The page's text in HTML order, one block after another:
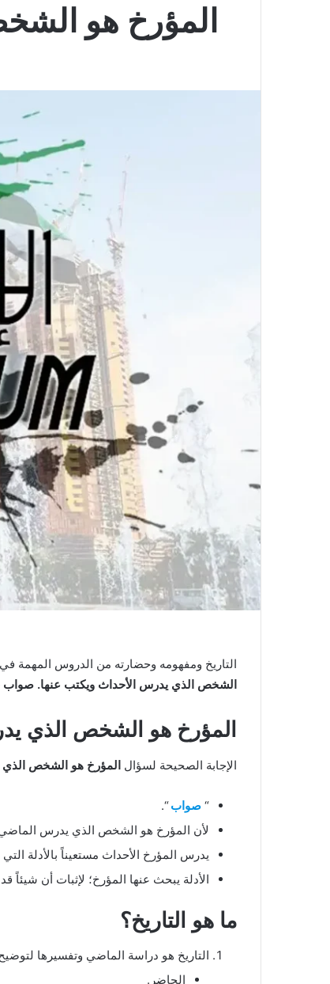
المؤرخ هو
التاريخ ومفهومه وحضارته من الدروس المهمة في
الشخص الذي يدرس الأحداث ويكتب عنها.
المؤرخ هو الشخص الذي
الإجابة الصحيحة لسؤال المؤرخ هو الشخص
“ صواب “.
لأن المؤرخ هو الشخص الذي يدرس
يدرس المؤرخ الأحداث مستعيناً بالأدلة
الأدلة يبحث عنها المؤرخ؛ لإثبات أن شيئاً
ما هو التاريخ؟
التاريخ هو دراسة الماضي وتفسيرها
الحاضر.